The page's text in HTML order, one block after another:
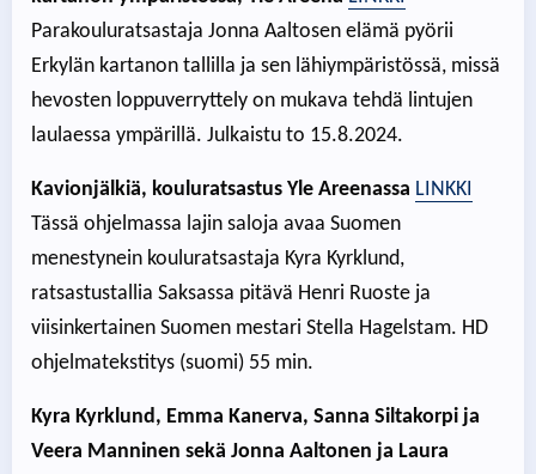
Parakouluratsastaja Jonna Aaltosen elämä pyörii
Erkylän kartanon tallilla ja sen lähiympäristössä, missä
hevosten loppuverryttely on mukava tehdä lintujen
laulaessa ympärillä. Julkaistu to 15.8.2024.
Kavionjälkiä, kouluratsastus Yle Areenassa LINKKI
Tässä ohjelmassa lajin saloja avaa Suomen
menestynein kouluratsastaja Kyra Kyrklund,
ratsastustallia Saksassa pitävä Henri Ruoste ja
viisinkertainen Suomen mestari Stella Hagelstam. HD
ohjelmatekstitys (suomi) 55 min.
Kyra Kyrklund, Emma Kanerva, Sanna Siltakorpi ja
Veera Manninen sekä Jonna Aaltonen ja Laura